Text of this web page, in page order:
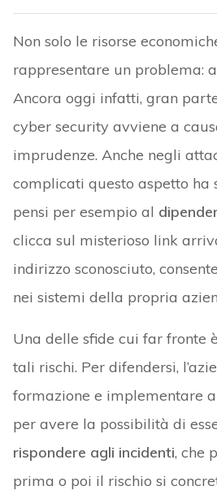
Non solo le risorse
rappresentare un problema:
Ancora oggi infatti, gran
cyber security avviene a
imprudenze. Anche negli
complicati questo aspetto ha
pensi per esempio al
clicca sul misterioso link
indirizzo sconosciuto,
nei sistemi della propria
Una delle sfide cui far fronte
tali rischi. Per difendersi,
formazione e implementare
per avere la possibilità di
rispondere agli incidenti, che
prima o poi il rischio si